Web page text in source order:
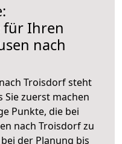
für Ihren
nach
Troisdorf steht
Sie zuerst machen
Punkte, die bei
nach Troisdorf zu
der Planung bis